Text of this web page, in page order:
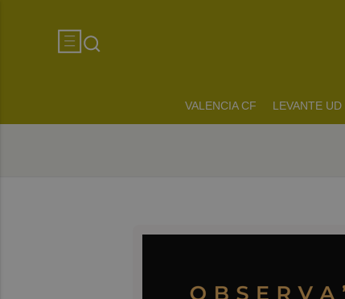
VALENCIA CF LEVANTE UD